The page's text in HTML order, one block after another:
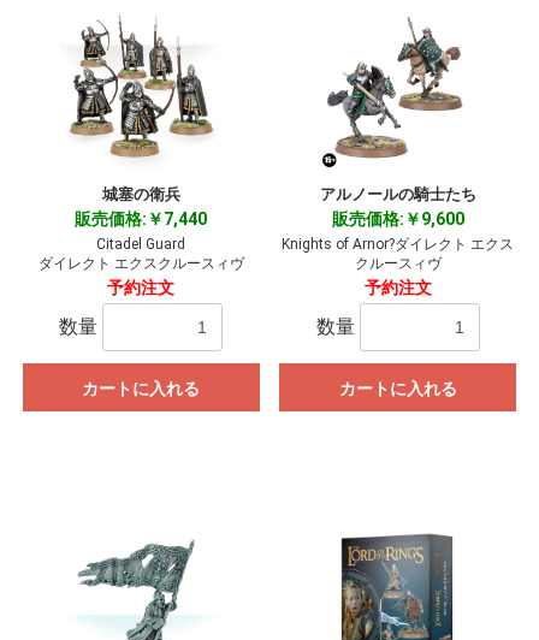
城塞の衛兵
販売価格:￥7,440
Citadel Guard
ダイレクト エクスクルースィヴ
予約注文
数量
カートに入れる
アルノールの騎士たち
販売価格:￥9,600
Knights of Arnor?ダイレクト エクス
クルースィヴ
予約注文
数量
カートに入れる